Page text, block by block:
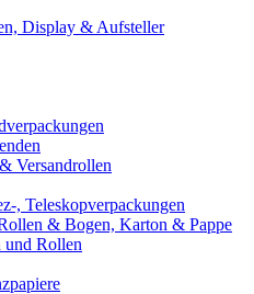
Display & Aufsteller
Versandrollen
, Teleskopverpackungen
& Bogen, Karton & Pappe
und Rollen